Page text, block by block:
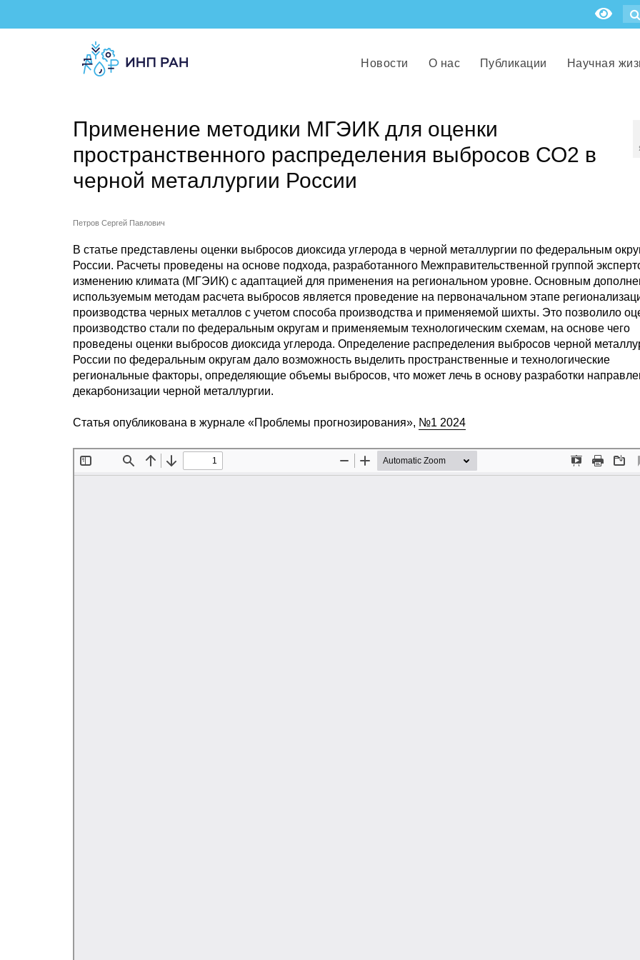
Новости О нас Публикации Научная
Применение методики МГЭИК для оценки
пространственного распределения выбросов СО2 в
черной металлургии России
Петров Сергей Павлович
В статье представлены оценки выбросов диоксида углерода в черной металлургии по федеральным
России. Расчеты проведены на основе подхода, разработанного Межправительственной группой
изменению климата (МГЭИК) с адаптацией для применения на региональном уровне. Основным
используемым методам расчета выбросов является проведение на первоначальном этапе
производства черных металлов с учетом способа производства и применяемой шихты. Это позволило
производство стали по федеральным округам и применяемым технологическим схемам, на основе чего
проведены оценки выбросов диоксида углерода. Определение распределения выбросов черной
России по федеральным округам дало возможность выделить пространственные и технологические
региональные факторы, определяющие объемы выбросов, что может лечь в основу разработки
декарбонизации черной металлургии.
Статья опубликована в журнале «Проблемы прогнозирования», №1 2024